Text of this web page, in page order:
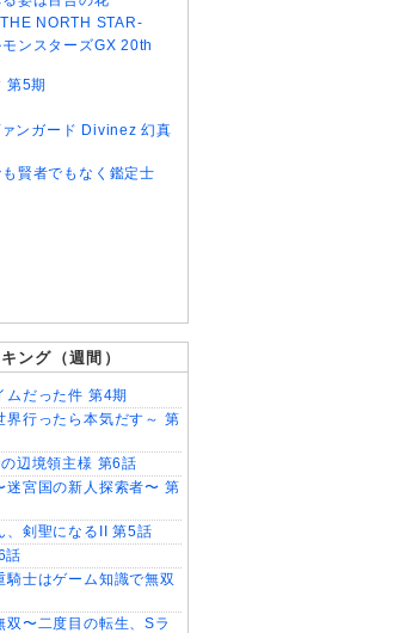
NORTH STAR-
ンスターズGX 20th
第5期
ンガード Divinez 幻真
賢者でもなく鑑定士
ング（週間）
ムだった件 第4期
行ったら本気だす～ 第
辺境領主様 第6話
迷宮国の新人探索者〜 第
、剣聖になるII 第5話
話
騎士はゲーム知識で無双
双〜二度目の転生、Sラ